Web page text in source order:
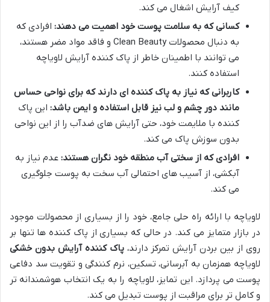
کیف آرایش اشغال می کند.
کسانی که به سلامت پوست خود اهمیت می دهند: افرادی که
به دنبال محصولات Clean Beauty و فاقد مواد مضر هستند،
می توانند با اطمینان خاطر از پاک کننده آرایش لاویاچه
استفاده کنند.
کاربرانی که نیاز به پاک کننده ای دارند که برای نواحی حساس
مانند دور چشم و لب نیز قابل استفاده و ایمن باشد: این پاک
کننده با ملایمت خود، حتی آرایش های ضدآب را از این نواحی
بدون سوزش پاک می کند.
افرادی که از سختی آب منطقه خود نگران هستند: عدم نیاز به
آبکشی، از آسیب های احتمالی آب سخت به پوست جلوگیری
می کند.
لاویاچه با ارائه راه حلی جامع، خود را از بسیاری از محصولات موجود
در بازار متمایز می کند. در حالی که بسیاری از پاک کننده ها تنها بر
روی از بین بردن آرایش تمرکز دارند،پاک کننده آرایش بدون خشکی
لاویاچه همزمان به آبرسانی، تسکین، نرم کنندگی و تقویت سد دفاعی
پوست می پردازد. این تمایز، لاویاچه را به یک انتخاب هوشمندانه تر
و کامل تر برای مراقبت از پوست تبدیل می کند.